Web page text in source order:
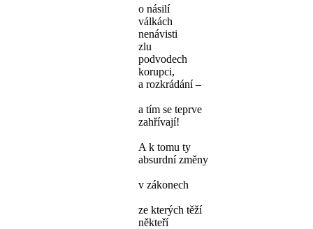
o násilí
válkách
nenávisti
zlu
podvodech
korupci,
a rozkrádání –
a tím se teprve
zahřívají!
A k tomu ty
absurdní změny
v zákonech
ze kterých těží
někteří